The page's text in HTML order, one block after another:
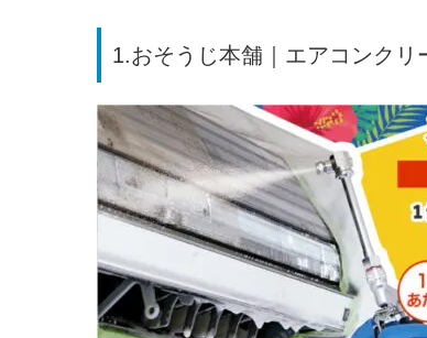
1.おそうじ本舗｜エアコンク